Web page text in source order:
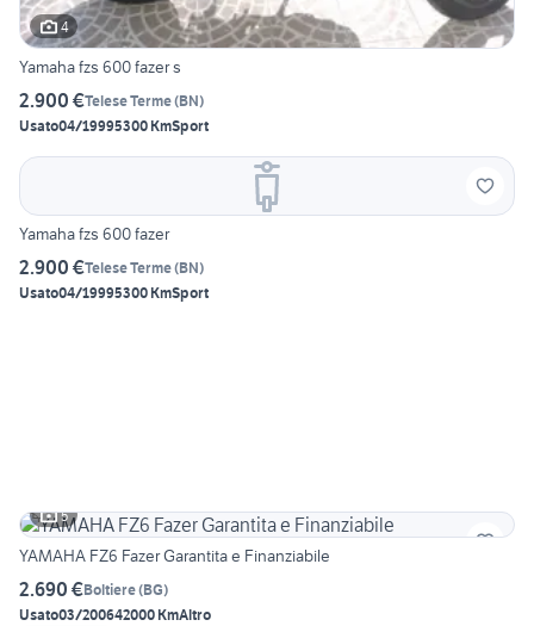
4
Yamaha fzs 600 fazer s
2.900 €Telese Terme(BN)
Usato04/19995300 KmSport
Yamaha fzs 600 fazer
2.900 €Telese Terme(BN)
Usato04/19995300 KmSport
5
YAMAHA FZ6 Fazer Garantita e Finanziabile
2.690 €Boltiere(BG)
Usato03/200642000 KmAltro